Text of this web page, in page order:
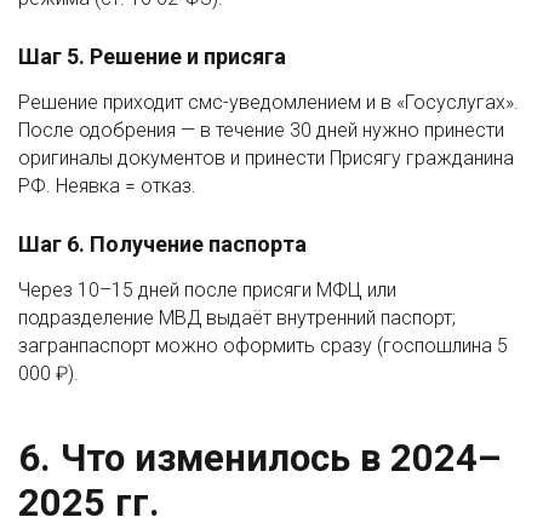
Шаг 5. Решение и присяга
Решение приходит смс-уведомлением и в «Госуслугах».
После одобрения — в течение 30 дней нужно принести
оригиналы документов и принести Присягу гражданина
РФ. Неявка = отказ.
Шаг 6. Получение паспорта
Через 10–15 дней после присяги МФЦ или
подразделение МВД выдаёт внутренний паспорт;
загранпаспорт можно оформить сразу (госпошлина 5
000 ₽).
6. Что изменилось в 2024–
2025 гг.